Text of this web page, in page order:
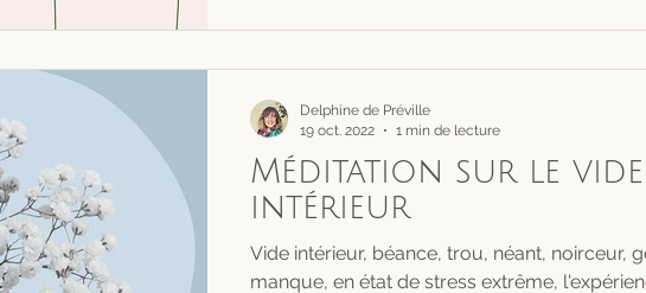
Méditation sur le vide
intérieur
Vide intérieur, béance, trou, néant, noirceur,
manque, en état de stress extrême,
Delphine de Préville
19 oct. 2022
1 min de lecture